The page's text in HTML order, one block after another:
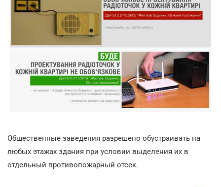
Общественные заведения разрешено обустраивать на
любых этажах здания при условии выделения их в
отдельный противопожарный отсек.